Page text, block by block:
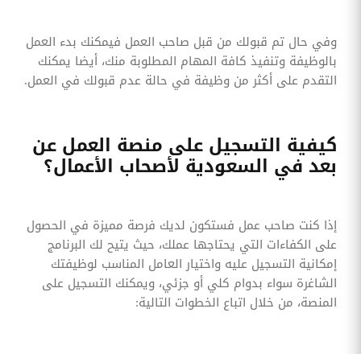
وفي حال تم قبولك من قبل صاحب العمل فيمكنك بدء العمل
بالوظيفة وتنفيذ كافة المهام المطلوبة منك، أيضا يمكنك
التقدم على أكثر من وظيفة في حالة عدم قبولك في العمل.
كيفية التسجيل على منصة العمل عن
بعد في السعودية لأصحاب الأعمال؟
إذا كنت صاحب عمل فستكون لديك فرصة مميزة في الحصول
على الكفاءات التي يحتاجها عملك، حيث يتيح لك البرنامج
إمكانية التسجيل عليه واختيار العامل المناسب لوظيفتك
الشاغرة سواء بدوام كلي أو جزئي، ويمكنك التسجيل على
المنصة، من خلال اتباع الخطوات التالية: